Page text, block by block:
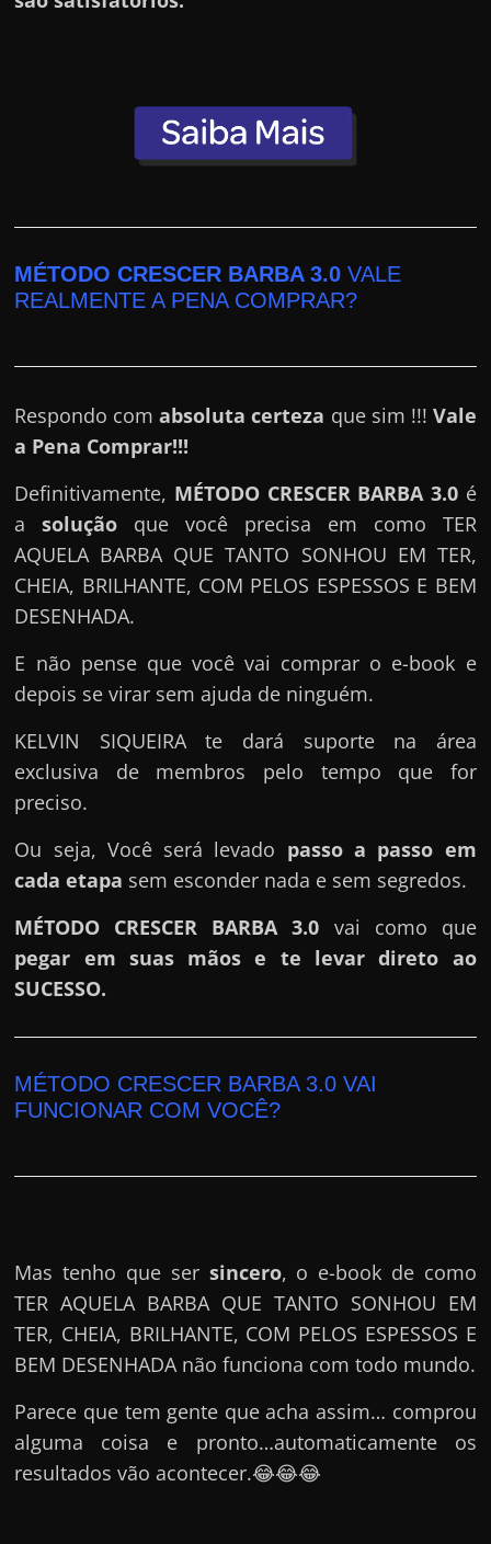
c
o
o
MÉTODO CRESCER BARBA 3.0 VALE
REALMENTE A PENA COMPRAR?
Respondo comabsoluta certeza que sim !!! Vale
a Pena Comprar!!!
Definitivamente, MÉTODO CRESCER BARBA 3.0é
asolução que você precisa em como TER
AQUELA BARBA QUE TANTO SONHOU EM TER,
CHEIA, BRILHANTE, COM PELOS ESPESSOS E BEM
DESENHADA.
E não pense que você vai comprar o e-book e
depois se virar sem ajuda de ninguém.
KELVIN SIQUEIRA te dará suporte na área
exclusiva de membros pelo tempo que for
preciso.
Ou seja, Você será levado passo a passo em
cada etapa sem esconder nada e sem segredos.
MÉTODO CRESCER BARBA 3.0 vai como que
pegar em suas mãos e te levar direto ao
SUCESSO.
MÉTODO CRESCER BARBA 3.0 VAI
FUNCIONAR COM VOCÊ?
Mas tenho que ser sincero, o e-book de como
TER AQUELA BARBA QUE TANTO SONHOU EM
TER, CHEIA, BRILHANTE, COM PELOS ESPESSOS E
BEM DESENHADA não funciona com todo mundo.
Parece que tem gente que acha assim… comprou
alguma coisa e pronto…automaticamente os
resultados vão acontecer.😂😂😂